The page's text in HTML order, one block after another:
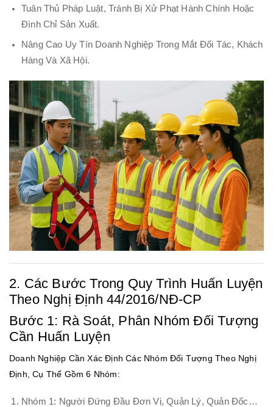
Tuân Thủ Pháp Luật, Tránh Bị Xử Phạt Hành Chính Hoặc
Đình Chỉ Sản Xuất.
Nâng Cao Uy Tín Doanh Nghiệp Trong Mắt Đối Tác, Khách
Hàng Và Xã Hội.
2. Các Bước Trong Quy Trình Huấn Luyện
Theo Nghị Định 44/2016/NĐ-CP
Bước 1: Rà Soát, Phân Nhóm Đối Tượng
Cần Huấn Luyện
Doanh Nghiệp Cần Xác Định Các Nhóm Đối Tượng Theo Nghị
Định, Cụ Thể Gồm 6 Nhóm:
Nhóm 1: Người Đứng Đầu Đơn Vị, Quản Lý, Quản Đốc…